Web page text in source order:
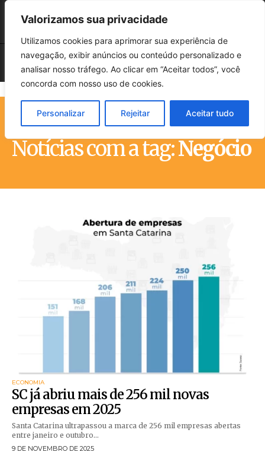
Valorizamos sua privacidade
Utilizamos cookies para aprimorar sua experiência de
navegação, exibir anúncios ou conteúdo personalizado e
analisar nosso tráfego. Ao clicar em “Aceitar todos”, você
concorda com nosso uso de cookies.
Personalizar Rejeitar Aceitar tudo
Notícias com a tag:Negócio
ECONOMIA
SC já abriu mais de 256 mil novas
empresas em 2025
Santa Catarina ultrapassou a marca de 256 mil empresas abertas
entre janeiro e outubro...
9 DE NOVEMBRO DE 2025